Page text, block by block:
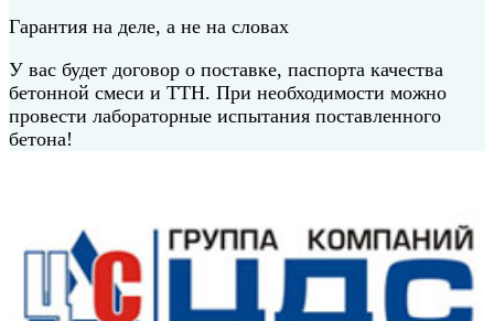
Гарантия на деле, а не на словах
У вас будет договор о поставке, паспорта качества
бетонной смеси и ТТН. При необходимости можно
провести лабораторные испытания поставленного
бетона!